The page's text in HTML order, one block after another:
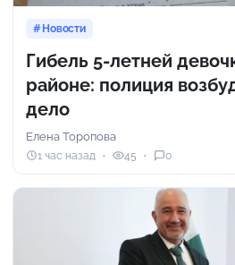
Новости
Гибель 5-летней
районе: полиция
дело
Елена Торопова
1 час назад 45 0